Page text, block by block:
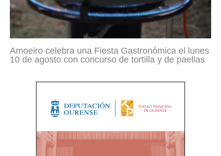
Amoeiro celebra una Fiesta Gastronómica el lunes
10 de agosto con concurso de tortilla y de paellas